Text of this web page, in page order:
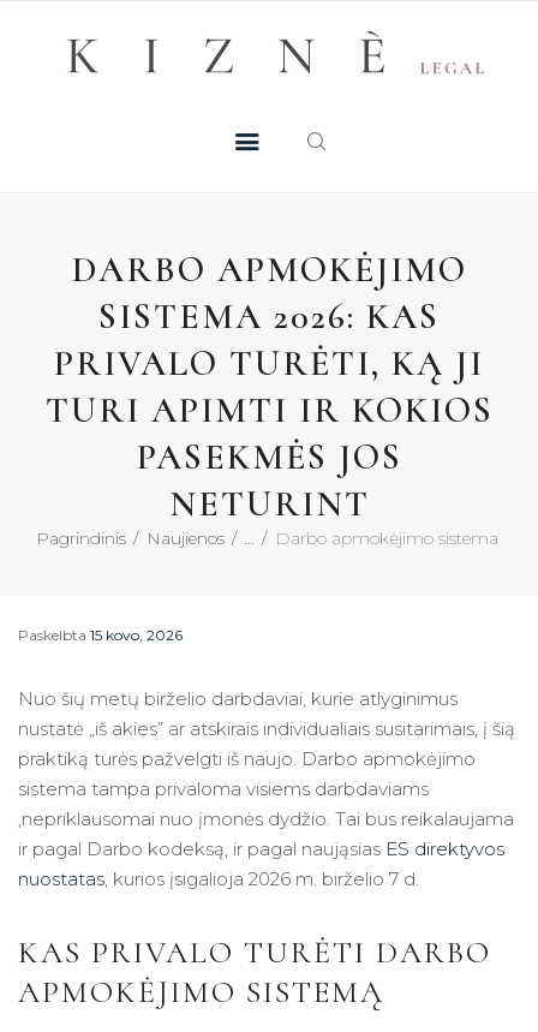
DARBO APMOKĖJIMO
SISTEMA 2026: KAS
PRIVALO TURĖTI, KĄ JI
TURI APIMTI IR KOKIOS
PASEKMĖS JOS
NETURINT
Pagrindinis Naujienos Darbo apmokėjimo sistema
MŪSŲ TALENTAI
KONTAKTAI
KONSULTACIJA
Paskelbta 15 kovo, 2026
Nuo šių metų birželio darbdaviai, kurie atlyginimus
nustatė „iš akies” ar atskirais individualiais susitarimais, į šią
praktiką turės pažvelgti iš naujo. Darbo apmokėjimo
sistema tampa privaloma visiems darbdaviams
,nepriklausomai nuo įmonės dydžio. Tai bus reikalaujama
ir pagal Darbo kodeksą, ir pagal naująsias ES direktyvos
nuostatas, kurios įsigalioja 2026 m. birželio 7 d.
KAS PRIVALO TURĖTI DARBO
APMOKĖJIMO SISTEMĄ
Registruotis konsultacijai